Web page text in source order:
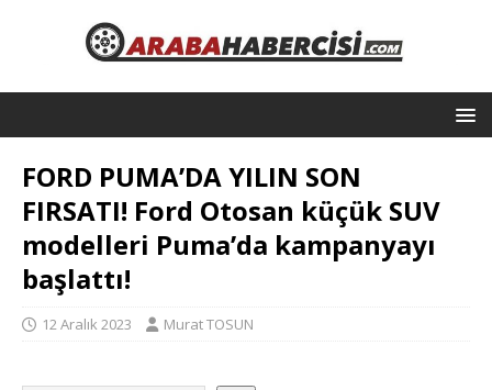
FORD PUMA’DA YILIN SON
FIRSATI! Ford Otosan küçük SUV
modelleri Puma’da kampanyayı
başlattı!
12 Aralık 2023 Murat TOSUN